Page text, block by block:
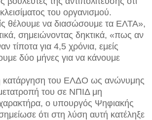
του οργανισμού.
θέλουμε να διασώσουμε τα ΕΛΤΑ»,
σημειώνοντας δηκτικά, «πως αν
τίποτα για 4,5 χρόνια, εμείς
δύο μήνες για να κάνουμε
κατάργηση του ΕΛΔΟ ως ανώνυμης
μετατροπή του σε ΝΠΙΔ μη
ο υπουργός Ψηφιακής
ότι στη λύση αυτή κατέληξε